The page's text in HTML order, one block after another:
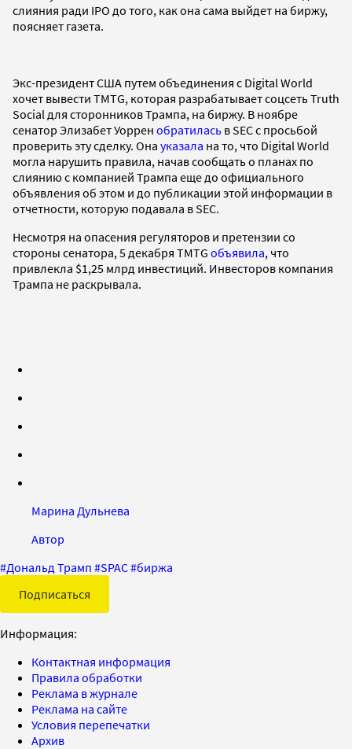
слияния ради IPO до того, как она сама выйдет на биржу,
поясняет газета.
Экс-президент США путем объединения с Digital World
хочет вывести TMTG, которая разрабатывает соцсеть Truth
Social для сторонников Трампа, на биржу. В ноябре
сенатор Элизабет Уоррен обратилась в SEC с просьбой
проверить эту сделку. Она указала на то, что Digital World
могла нарушить правила, начав сообщать о планах по
слиянию с компанией Трампа еще до официального
объявления об этом и до публикации этой информации в
отчетности, которую подавала в SEC.
Несмотря на опасения регуляторов и претензии со
стороны сенатора, 5 декабря TMTG объявила, что
привлекла $1,25 млрд инвестиций. Инвесторов компания
Трампа не раскрывала.
Марина Дульнева
Автор
#Дональд Трамп #SPAC#биржа
Подписаться
Информация:
Контактная информация
Правила обработки
Реклама в журнале
Реклама на сайте
Условия перепечатки
Архив